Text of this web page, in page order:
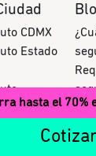
hasta el 70%
CDMX
Estado
Jalisco